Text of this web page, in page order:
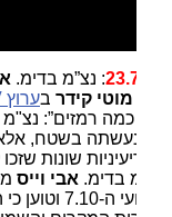
: נצ”מ בדימ.אבי
מוטי קידרבערוץ TOV
כמה רמזים”: נצ"מ
בשטח, אלא
שונות שזכו
בדימ.אבי וייס מטיל
אירועי ה-7.10